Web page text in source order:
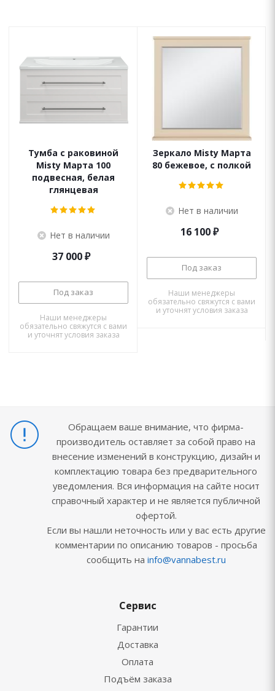
Тумба с раковиной
Misty Марта 100
подвесная, белая
глянцевая
Нет в наличии
37 000₽
Под заказ
Наши менеджеры
обязательно свяжутся с вами
и уточнят условия заказа
Зеркало Misty Марта
80 бежевое, с полкой
Нет в наличии
16 100₽
Под заказ
Наши менеджеры
обязательно свяжутся с вами
и уточнят условия заказа
Обращаем ваше внимание, что фирма-
производитель оставляет за собой право на
внесение изменений в конструкцию, дизайн и
комплектацию товара без предварительного
уведомления. Вся информация на сайте носит
справочный характер и не является публичной
офертой.
Если вы нашли неточность или у вас есть другие
комментарии по описанию товаров - просьба
сообщить на info@vannabest.ru
Сервис
Гарантии
Доставка
Оплата
Подъём заказа